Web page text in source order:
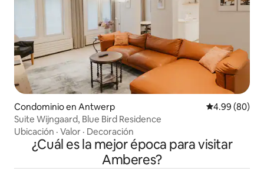
Condominio en Antwerp Calificación
4.99 (80)
Suite Wijngaard, Blue Bird Residence
Ubicación · Valor · Decoración
¿Cuál es la mejor época para visitar
Amberes?